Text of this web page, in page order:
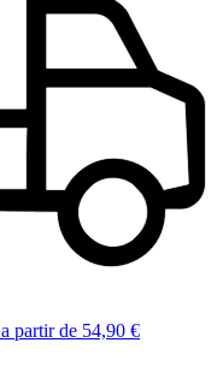
a partir de 54,90 €